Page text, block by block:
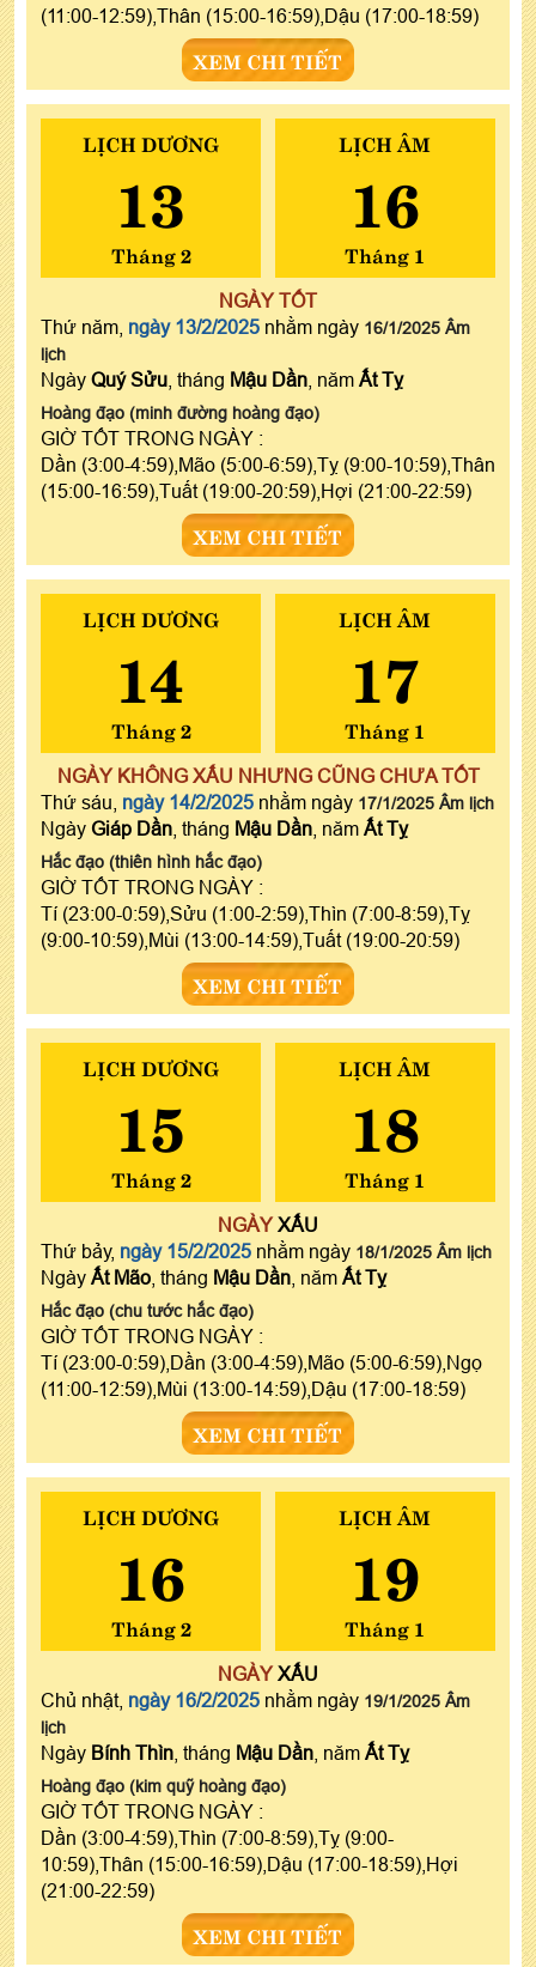
(11:00-12:59),Thân (15:00-16:59),Dậu (17:00-18:59)
XEM CHI TIẾT
LỊCH DƯƠNG
13
Tháng 2
LỊCH ÂM
16
Tháng 1
NGÀY TỐT
Thứ năm, ngày 13/2/2025 nhằm ngày 16/1/2025 Âm
lịch
Ngày Quý Sửu , tháng Mậu Dần , năm Ất Tỵ
Hoàng đạo (minh đường hoàng đạo)
GIỜ TỐT TRONG NGÀY :
Dần (3:00-4:59),Mão (5:00-6:59),Tỵ (9:00-10:59),Thân
(15:00-16:59),Tuất (19:00-20:59),Hợi (21:00-22:59)
XEM CHI TIẾT
LỊCH DƯƠNG
14
Tháng 2
LỊCH ÂM
17
Tháng 1
NGÀY KHÔNG XẤU NHƯNG CŨNG CHƯA TỐT
Thứ sáu, ngày 14/2/2025 nhằm ngày 17/1/2025 Âm lịch
Ngày Giáp Dần , tháng Mậu Dần , năm Ất Tỵ
Hắc đạo (thiên hình hắc đạo)
GIỜ TỐT TRONG NGÀY :
Tí (23:00-0:59),Sửu (1:00-2:59),Thìn (7:00-8:59),Tỵ
(9:00-10:59),Mùi (13:00-14:59),Tuất (19:00-20:59)
XEM CHI TIẾT
LỊCH DƯƠNG
15
Tháng 2
LỊCH ÂM
18
Tháng 1
NGÀYXẤU
Thứ bảy, ngày 15/2/2025 nhằm ngày 18/1/2025 Âm lịch
Ngày Ất Mão , tháng Mậu Dần , năm Ất Tỵ
Hắc đạo (chu tước hắc đạo)
GIỜ TỐT TRONG NGÀY :
Tí (23:00-0:59),Dần (3:00-4:59),Mão (5:00-6:59),Ngọ
(11:00-12:59),Mùi (13:00-14:59),Dậu (17:00-18:59)
XEM CHI TIẾT
LỊCH DƯƠNG
16
Tháng 2
LỊCH ÂM
19
Tháng 1
NGÀYXẤU
Chủ nhật, ngày 16/2/2025 nhằm ngày 19/1/2025 Âm
lịch
Ngày Bính Thìn , tháng Mậu Dần , năm Ất Tỵ
Hoàng đạo (kim quỹ hoàng đạo)
GIỜ TỐT TRONG NGÀY :
Dần (3:00-4:59),Thìn (7:00-8:59),Tỵ (9:00-
10:59),Thân (15:00-16:59),Dậu (17:00-18:59),Hợi
(21:00-22:59)
XEM CHI TIẾT